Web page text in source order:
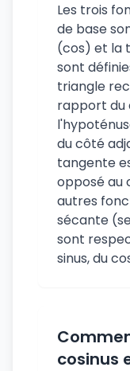
Les trois
de base
(cos) et la
sont
triangle
rapport du
du côté
tangente
opposé au
autres
sécante
sont
sinus, du
cosinus